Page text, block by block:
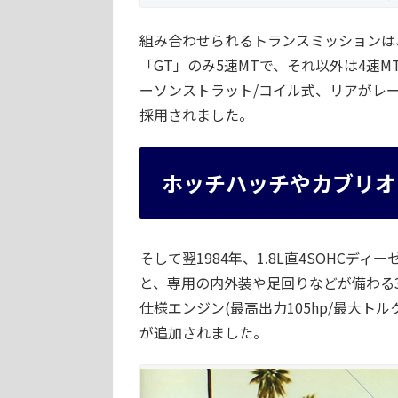
組み合わせられるトランスミッション
「GT」のみ5速MTで、それ以外は4速
ーソンストラット/コイル式、リアがレ
採用されました。
ホッチハッチやカブリ
そして翌1984年、1.8L直4SOHCディ
と、専用の内外装や足回りなどが備わ
仕様エンジン(最高出力105hp/最大ト
が追加されました。